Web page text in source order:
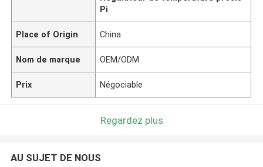
Pi
Place of Origin China
Nom de marque OEM/ODM
Prix Négociable
Regardez plus
AU SUJET DE NOUS